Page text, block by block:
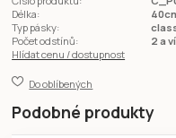
Délka:
Typ pásky:
Počet odstínů:
2 a
Hlídat cenu / dostupnost
Do oblíbených
Podobné produkty